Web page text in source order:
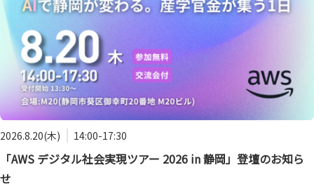
2026.8.20(木) 14:00-17:30
「AWS デジタル社会実現ツアー 2026 in 静岡」登壇のお知ら
せ